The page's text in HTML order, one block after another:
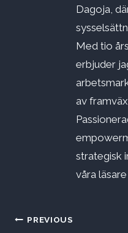
Dagoja,
Med tio
erbjuder
av
strategisk
våra
PREVIOUS